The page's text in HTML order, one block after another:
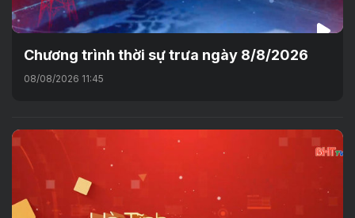
Chương trình thời sự trưa ngày 8/8/2026
08/08/2026 11:45